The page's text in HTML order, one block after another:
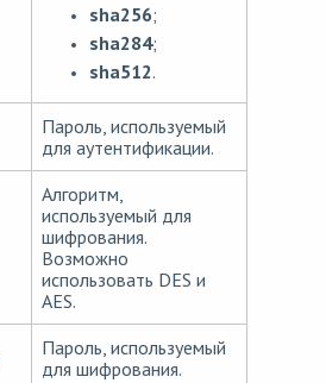
sha256;
sha284;
sha512.
Пароль, используемый
для аутентификации.
Алгоритм,
используемый для
шифрования.
Возможно
использовать DES и
AES.
Пароль, используемый
для шифрования.